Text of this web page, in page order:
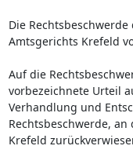
Die
Amtsgerichts Krefeld
Auf die
vorbezeichnete Urteil
Verhandlung und
Rechtsbeschwerde,
Krefeld